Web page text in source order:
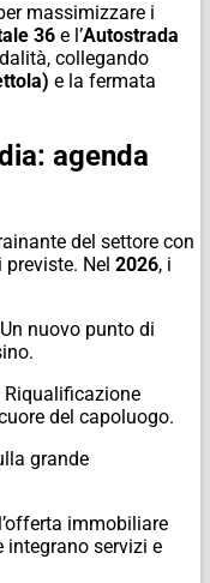
massimizzare i
36 e l’Autostrada
collegando
e la fermata
agenda
del settore con
Nel 2026, i
Un nuovo punto di
Riqualificazione
del capoluogo.
grande
immobiliare
servizi e